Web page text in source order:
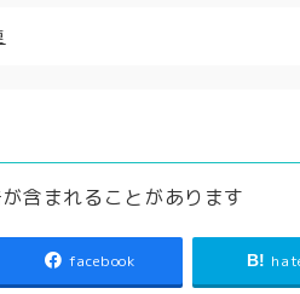
含まれることがあります
facebook